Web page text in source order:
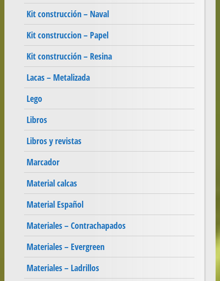
Kit construcción – Naval
Kit construccion – Papel
Kit construcción – Resina
Lacas – Metalizada
Lego
Libros
Libros y revistas
Marcador
Material calcas
Material Español
Materiales – Contrachapados
Materiales – Evergreen
Materiales – Ladrillos